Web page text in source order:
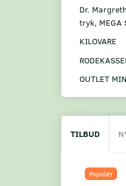
Dr.
tryk, MEGA
KILOVARE
OUTLET
TILBUD
Populær